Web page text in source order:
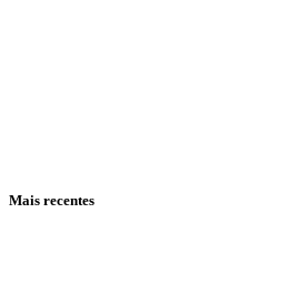
Mais recentes